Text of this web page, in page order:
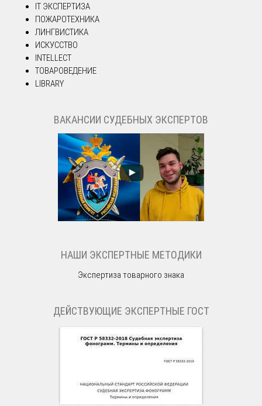
IT ЭКСПЕРТИЗА
ПОЖАРОТЕХНИКА
ЛИНГВИСТИКА
ИСКУССТВО
INTELLECT
ТОВАРОВЕДЕНИЕ
LIBRARY
ВАКАНСИИ СУДЕБНЫХ ЭКСПЕРТОВ
НАШИ ЭКСПЕРТНЫЕ МЕТОДИКИ
Экспертиза товарного знака
ДЕЙСТВУЮЩИЕ ЭКСПЕРТНЫЕ ГОСТ